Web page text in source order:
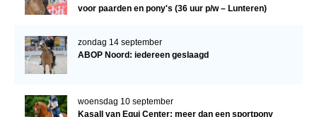
voor paarden en pony's (36 uur p/w – Lunteren)
zondag 14 september
ABOP Noord: iedereen geslaagd
woensdag 10 september
Kasall van Equi Center: meer dan een sportpony